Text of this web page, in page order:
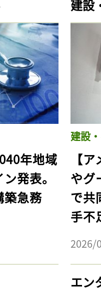
年地域
発表。
築急務
建設
建設
【
やグ
で共
手不
2026/
エン